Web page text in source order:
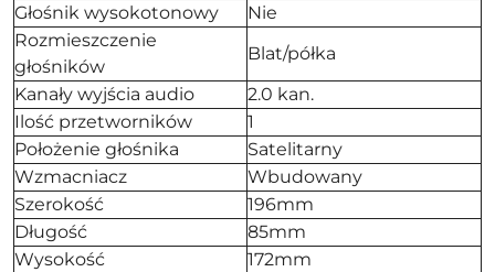
Głośnik wysokotonowy
Nie
Rozmieszczenie
głośników
Blat/półka
Kanały wyjścia audio
2.0 kan.
Ilość przetworników
1
Położenie głośnika
Satelitarny
Wzmacniacz
Wbudowany
Szerokość
196mm
Długość
85mm
Wysokość
172mm